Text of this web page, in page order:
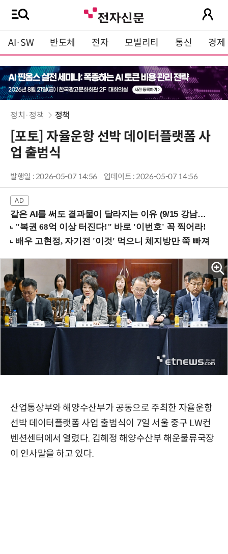
AI·SW 반도체 전자 모빌리티 통신 경제
정치·정책 정책
[포토] 자율운항 선박 데이터플랫폼 사
업 출범식
발행일 : 2026-05-07 14:56 업데이트 : 2026-05-07 14:56
같은 AI를 써도 결과물이 달라지는 이유 (9/15 강남역)
산업통상부와 해양수산부가 공동으로 주최한 자율운항
선박 데이터플랫폼 사업 출범식이 7일 서울 중구 LW컨
벤션센터에서 열렸다. 김혜정 해양수산부 해운물류국장
이 인사말을 하고 있다.